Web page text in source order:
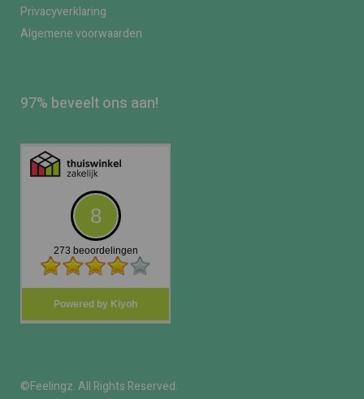
Privacyverklaring
Algemene voorwaarden
97% beveelt ons aan!
©Feelingz. All Rights Reserved.